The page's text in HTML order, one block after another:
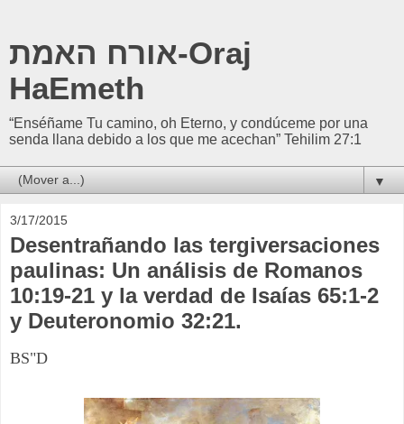
אורח האמת-Oraj
HaEmeth
“Enséñame Tu camino, oh Eterno, y condúceme por una
senda llana debido a los que me acechan” Tehilim 27:1
▼
3/17/2015
Desentrañando las tergiversaciones
paulinas: Un análisis de Romanos
10:19-21 y la verdad de Isaías 65:1-2
y Deuteronomio 32:21.
BS"D